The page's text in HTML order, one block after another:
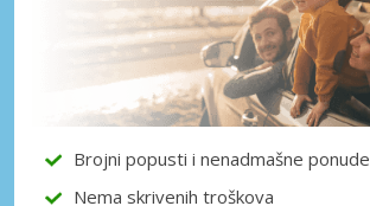
Brojni popusti i nenadmašne ponude
Nema skrivenih troškova